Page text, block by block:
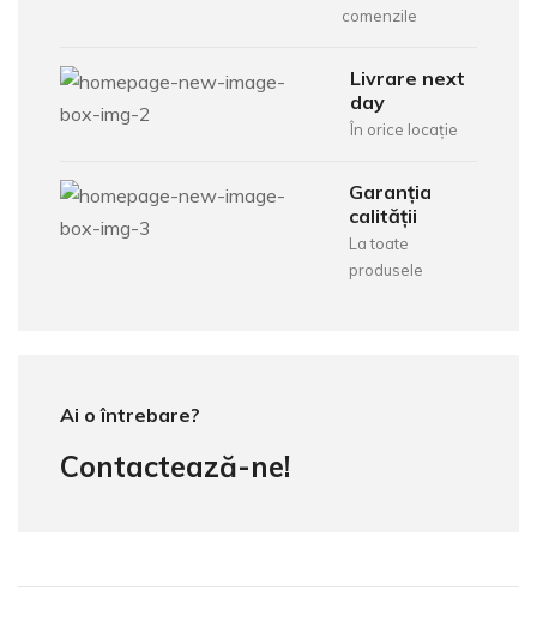
comenzile
Livrare next
day
În orice locație
Garanția
calității
La toate
produsele
Ai o întrebare?
Contactează-ne!